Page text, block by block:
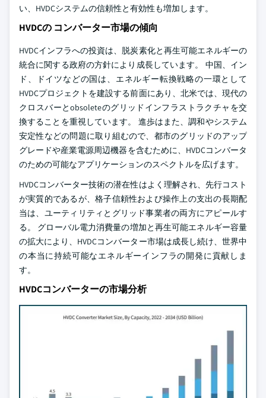
い、HVDCシステムの信頼性と有効性も増加します。
HVDCの コンバーター市場の傾向
HVDCインフラへの投資は、脱炭素化と再生可能エネルギーの
統合に関する政府の方針により成長しています。 中国、イン
ド、ドイツなどの国は、エネルギー転換戦略の一環として
HVDCプロジェクトを建設する前面にあり、北米では、現代の
クロスバーとobsoleteのグリッドインフラストラクチャを交
換することを重視しています。 進歩はまた、調和やシステム
安定性などの問題に取り組むので、都市のグリッドのアップ
グレードや産業電源周辺機器を含むために、HVDCコンバータ
のための可能なアプリケーションのスペクトルを広げます。
HVDCコンバーター技術の潜在性はよく理解され、先行コスト
が実質的であるが、格子信頼性および操作上の支出の長期配
当は、ユーティリティとグリッド事業者の両方にアピールす
る。 グローバル電力消費量の増加と再生可能エネルギー容量
の拡大により、HVDCコンバーター市場は成長し続け、世界中
の本当に持続可能なエネルギーインフラの開発に貢献しま
す。
HVDCコンバーターの市場分析